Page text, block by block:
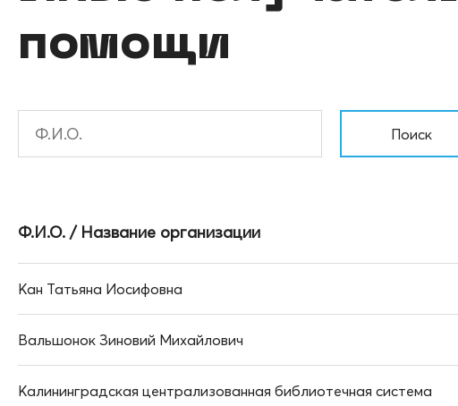
помощи
Поиск
Ф.И.О. / Название организации
Кан Татьяна Иосифовна
Вальшонок Зиновий Михайлович
Калининградская централизованная библиотечная система